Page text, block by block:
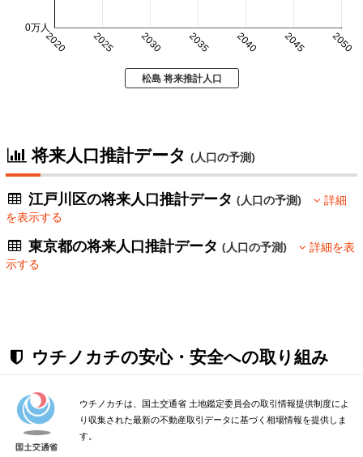
2020 2025 2030 2035 2040 2045 2050
0万人
松島 将来推計人口
将来人口推計データ (人口の予測)
江戸川区の将来人口推計データ(人口の予測)
詳細
を表示する
東京都の将来人口推計データ(人口の予測)
詳細を表
示する
ウチノカチの安心・安全への取り組み
ウチノカチは、国土交通省 土地鑑定委員会の取引情報提供制度によ
り収集された最新の不動産取引データに基づく相場情報を提供しま
す。